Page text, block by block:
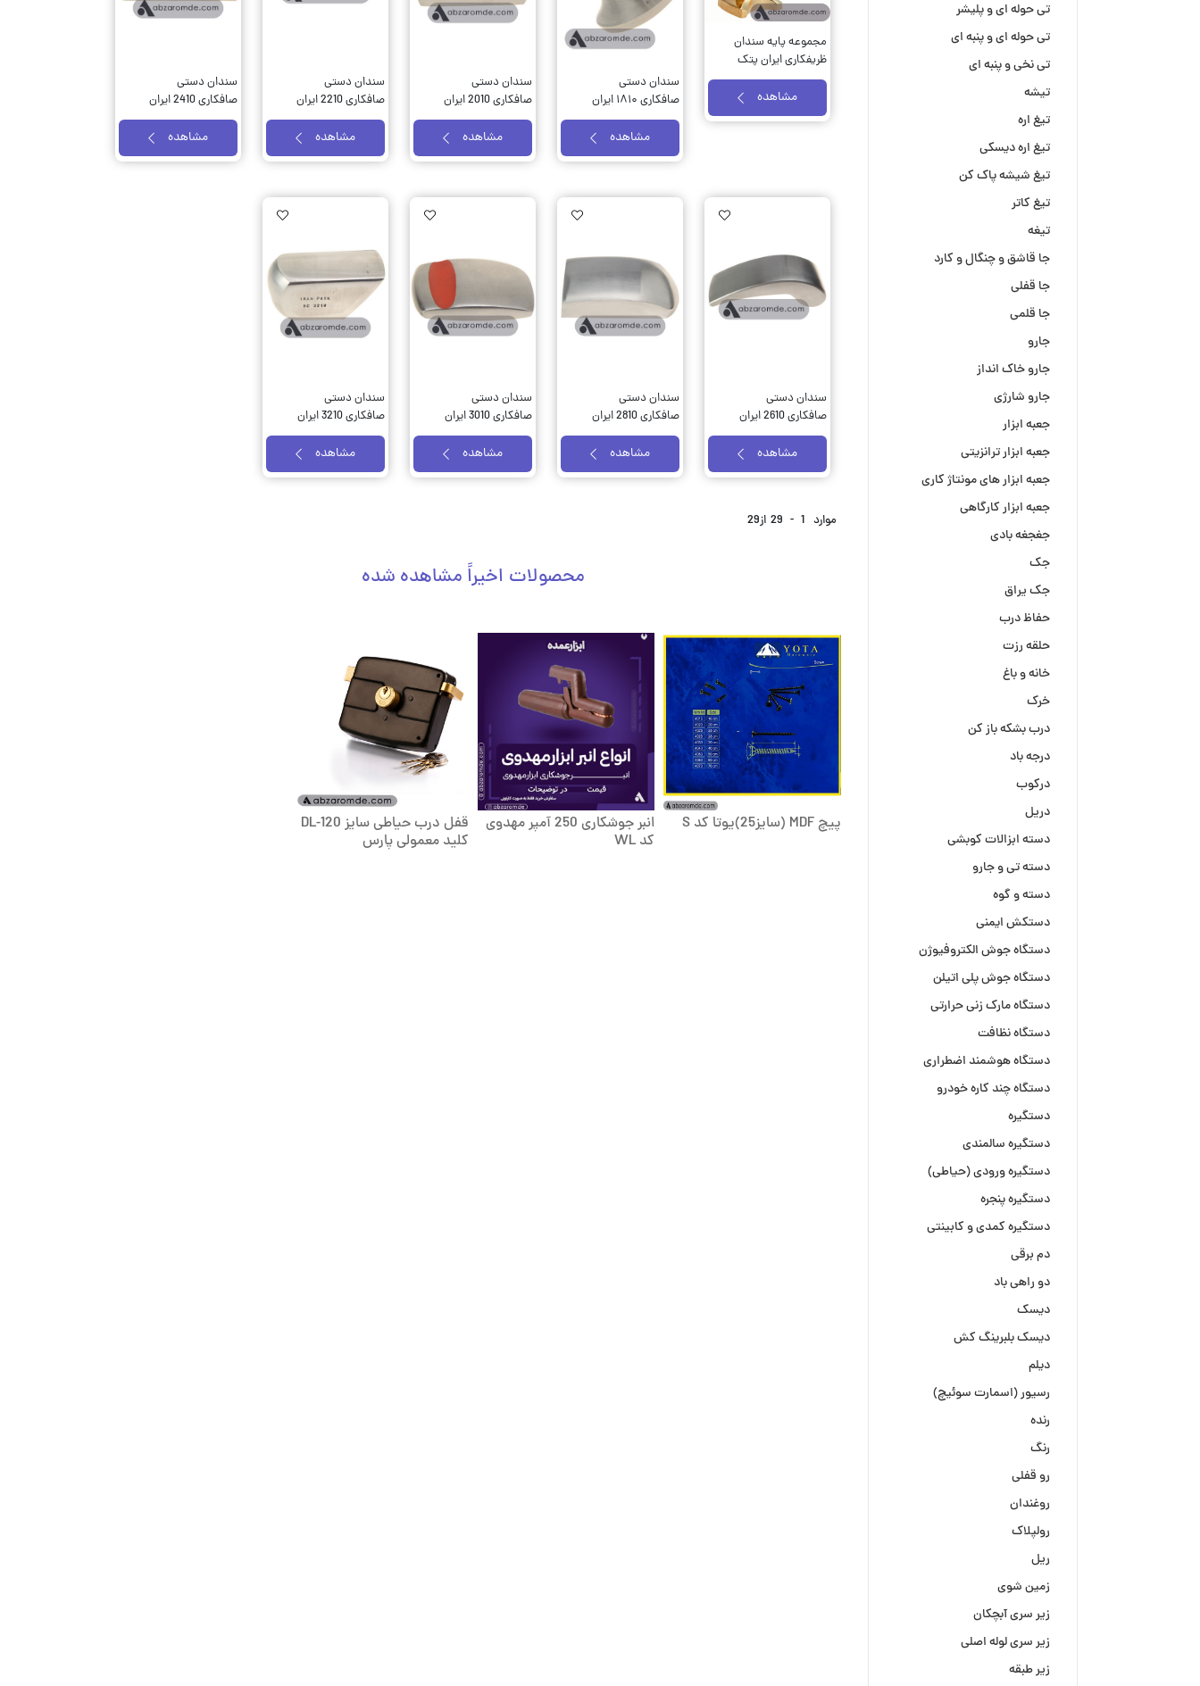
مجموعه پایه سندان
ظریفکاری ایران پتک
کد SR 101150
مشاهده
سندان دستی
صافکاری ۱۸۱۰ ایران
پتک کد BC 1810
مشاهده
سندان دستی
صافکاری 2010 ایران
پتک کد BC 2010
مشاهده
سندان دستی
صافکاری 2210 ایران
پتک کد BC 2210
مشاهده
سندان دستی
صافکاری 2410 ایران
پتک کد BC 2410
مشاهده
AddToWishlist
سندان دستی
صافکاری 2610 ایران
پتک کد BC 2610
مشاهده
AddToWishlist
سندان دستی
صافکاری 2810 ایران
پتک کد BC 2810
مشاهده
AddToWishlist
سندان دستی
صافکاری 3010 ایران
پتک کد BC 3010
مشاهده
AddToWishlist
سندان دستی
صافکاری 3210 ایران
پتک کد BC 3210
مشاهده
موارد 1
-
29 از29
محصولات اخیراً مشاهده شده
پیچ MDF (سایز25)یوتا کد S
انبر جوشکاری 250 آمپر مهدوی
کد WL
قفل درب حیاطی سایز 120-DL
کلید معمولی پارس
تی حوله ای و پلیشر
تی حوله ای و پنبه ای
تی نخی و پنبه ای
تیشه
تیغ اره
تیغ اره دیسکی
تیغ شیشه پاک کن
تیغ کاتر
تیغه
جا قاشق و چنگال و کارد
جا قفلی
جا قلمی
جارو
جارو خاک انداز
جارو شارژی
جعبه ابزار
جعبه ابزار ترانزیتی
جعبه ابزار های مونتاژ کاری
جعبه ابزار کارگاهی
جغجغه بادی
جک
جک یراق
حفاظ درب
حلقه رزت
خانه و باغ
خرک
درب بشکه باز کن
درجه باد
درکوب
دریل
دسته ابزالات کوبشی
دسته تی و جارو
دسته و گوه
دستکش ایمنی
دستگاه جوش الکتروفیوژن
دستگاه جوش پلی اتیلن
دستگاه مارک زنی حرارتی
دستگاه نظافت
دستگاه هوشمند اضطراری
دستگاه چند کاره خودرو
دستگیره
دستگیره سالمندی
دستگیره ورودی (حیاطی)
دستگیره پنجره
دستگیره کمدی و کابینتی
دم برقی
دو راهی باد
دیسک
دیسک بلبرینگ کش
دیلم
رسیور (اسمارت سوئیچ)
رنده
رنگ
رو قفلی
روغندان
رولپلاک
ریل
زمین شوی
زیر سری آبچکان
زیر سری لوله اصلی
زیر طبقه